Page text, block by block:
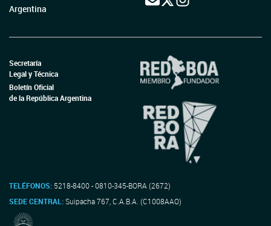
Argentina
Secretaría
Legal y Técnica
Boletín Oficial
de la República Argentina
TELÉFONOS: 5218-8400 - 0810-345-BORA (2672)
SEDE CENTRAL:Suipacha 767, C.A.B.A. (C1008AAO)